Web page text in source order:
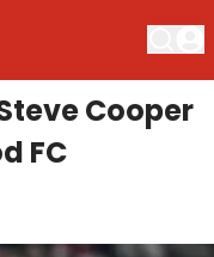
Cooper
FC